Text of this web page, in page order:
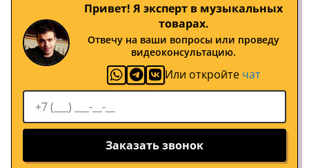
Привет! Я эксперт в музыкальных
товарах.
Отвечу на ваши вопросы или проведу
видеоконсультацию.
Или откройте чат
Заказать звонок